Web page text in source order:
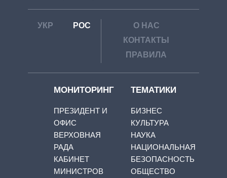
УКР РОС
О НАС
КОНТАКТЫ
ПРАВИЛА
МОНИТОРИНГ
ПРЕЗИДЕНТ И
ОФИС
ВЕРХОВНАЯ
РАДА
КАБИНЕТ
МИНИСТРОВ
ТЕМАТИКИ
БИЗНЕС
КУЛЬТУРА
НАУКА
НАЦИОНАЛЬНАЯ
БЕЗОПАСНОСТЬ
ОБЩЕСТВО